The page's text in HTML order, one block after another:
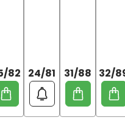
82 24/81 31/88 32/